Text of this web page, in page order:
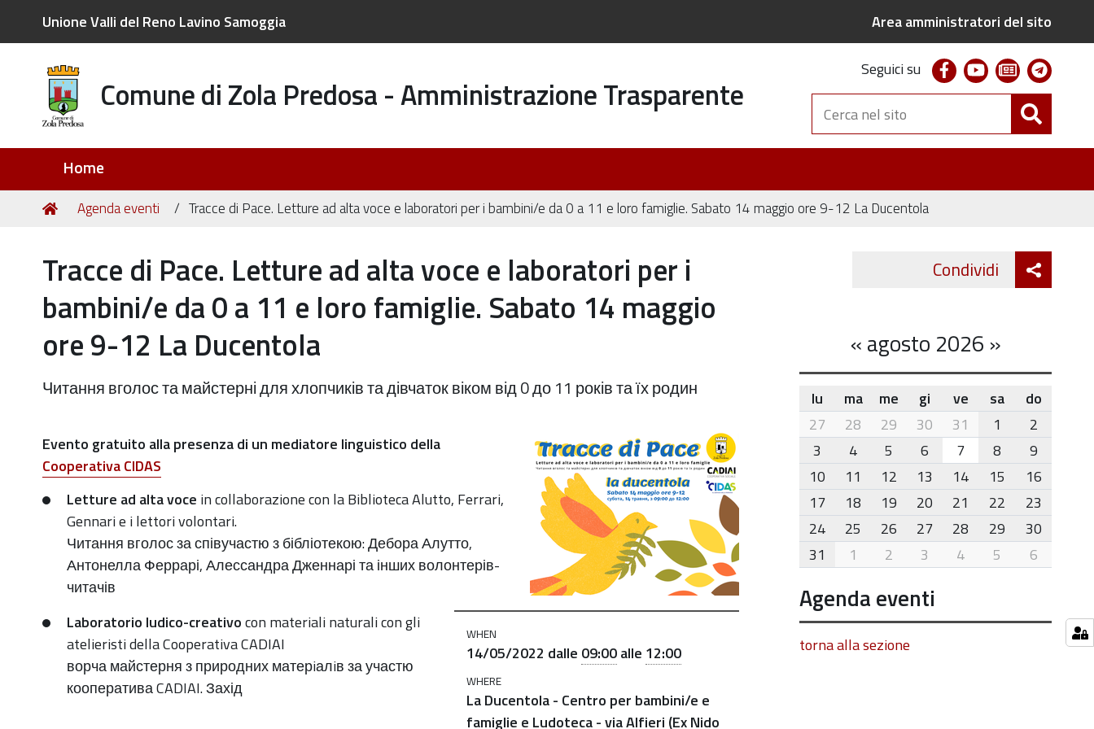
Unione Valli del Reno Lavino Samoggia Area amministratori del sito
Comune di Zola Predosa - Amministrazione Trasparente
Seguici su facebookyoutubenewsletter
Cerca
nel
sito
Home
Tu
Home
Agenda eventi Tracce di Pace. Letture ad alta voce e laboratori per i bambini/e da 0 a 11 e loro famiglie. Sabato 14 maggio ore 9-12 La Ducentola
Tracce di Pace. Letture ad alta voce e laboratori per i
bambini/e da 0 a 11 e loro famiglie. Sabato 14 maggio
ore 9-12 La Ducentola
Читання вголос та майстерні для хлопчиків та дівчаток віком від 0 до 11 років та їх родин
https://old.comune.zolapredosa.bo.it/events/tracce-
di-
Tracce
Pace.
Letture
alta
voce
laboratori
WHEN
14/05/2022 dalle 09:00alle 12:00
WHERE
La Ducentola - Centro per bambini/e e
famiglie e Ludoteca - via Alfieri (Ex Nido
Evento gratuito alla presenza di un mediatore linguistico della
Cooperativa CIDAS
Letture ad alta voce in collaborazione con la Biblioteca Alutto, Ferrari,
Gennari e i lettori volontari.
Читання вголос за співучастю з бібліотекою: Дебора Алутто,
Антонелла Феррарі, Алессандра Дженнарі та інших волонтерів-
читачів
Laboratorio ludico-creativocon materiali naturali con gli
atelieristi della Cooperativa CADIAI
ворча майстерня з природних матерiалiв за участю
кооператива CADIAI. Захід
Condividi Twitter
«agosto 2026 »
month-
8
lu ma me gi ve sa
do
27
28 29 30 31 1
2
3
4 5 6 7 8
9
10
11 12 13 14 15
16
17
18 19 20 21 22
23
24
25 26 27 28 29
30
31
1 2 3 4 5 6
Agenda eventi
torna alla sezione